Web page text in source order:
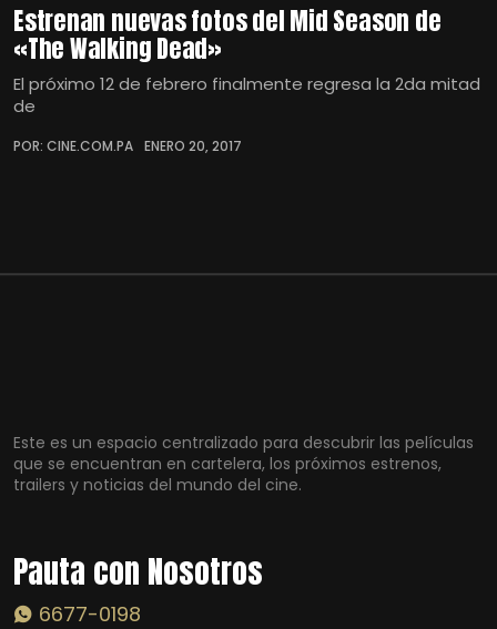
Estrenan nuevas fotos del Mid Season de
«The Walking Dead»
El próximo 12 de febrero finalmente regresa la 2da mitad
de
POR: CINE.COM.PA ENERO 20, 2017
Este es un espacio centralizado para descubrir las películas
que se encuentran en cartelera, los próximos estrenos,
trailers y noticias del mundo del cine.
Pauta con Nosotros
6677-0198